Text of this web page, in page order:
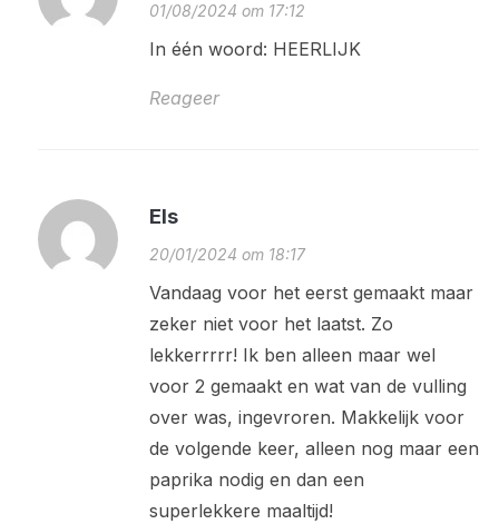
01/08/2024 om 17:12
In één woord: HEERLIJK
Reageer
Els
20/01/2024 om 18:17
Vandaag voor het eerst gemaakt maar
zeker niet voor het laatst. Zo
lekkerrrrr! Ik ben alleen maar wel
voor 2 gemaakt en wat van de vulling
over was, ingevroren. Makkelijk voor
de volgende keer, alleen nog maar een
paprika nodig en dan een
superlekkere maaltijd!